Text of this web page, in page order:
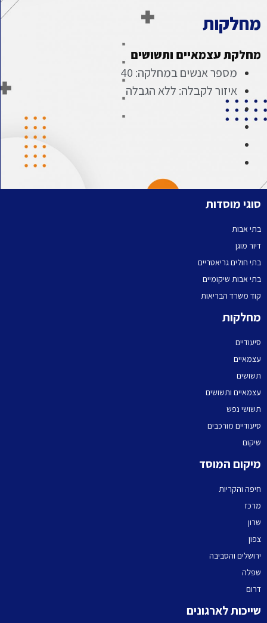
עצמאיים ותשושים
מספר אנשים במחלקה: 40
איזור לקבלה: ללא הגבלה
מוסדות
אבות
מוגן
חולים גריאטריים
אבות שיקומיים
משרד הבריאות
ותשושים
נפש
מורכבים
המוסד
והקריות
והסביבה
לארגונים